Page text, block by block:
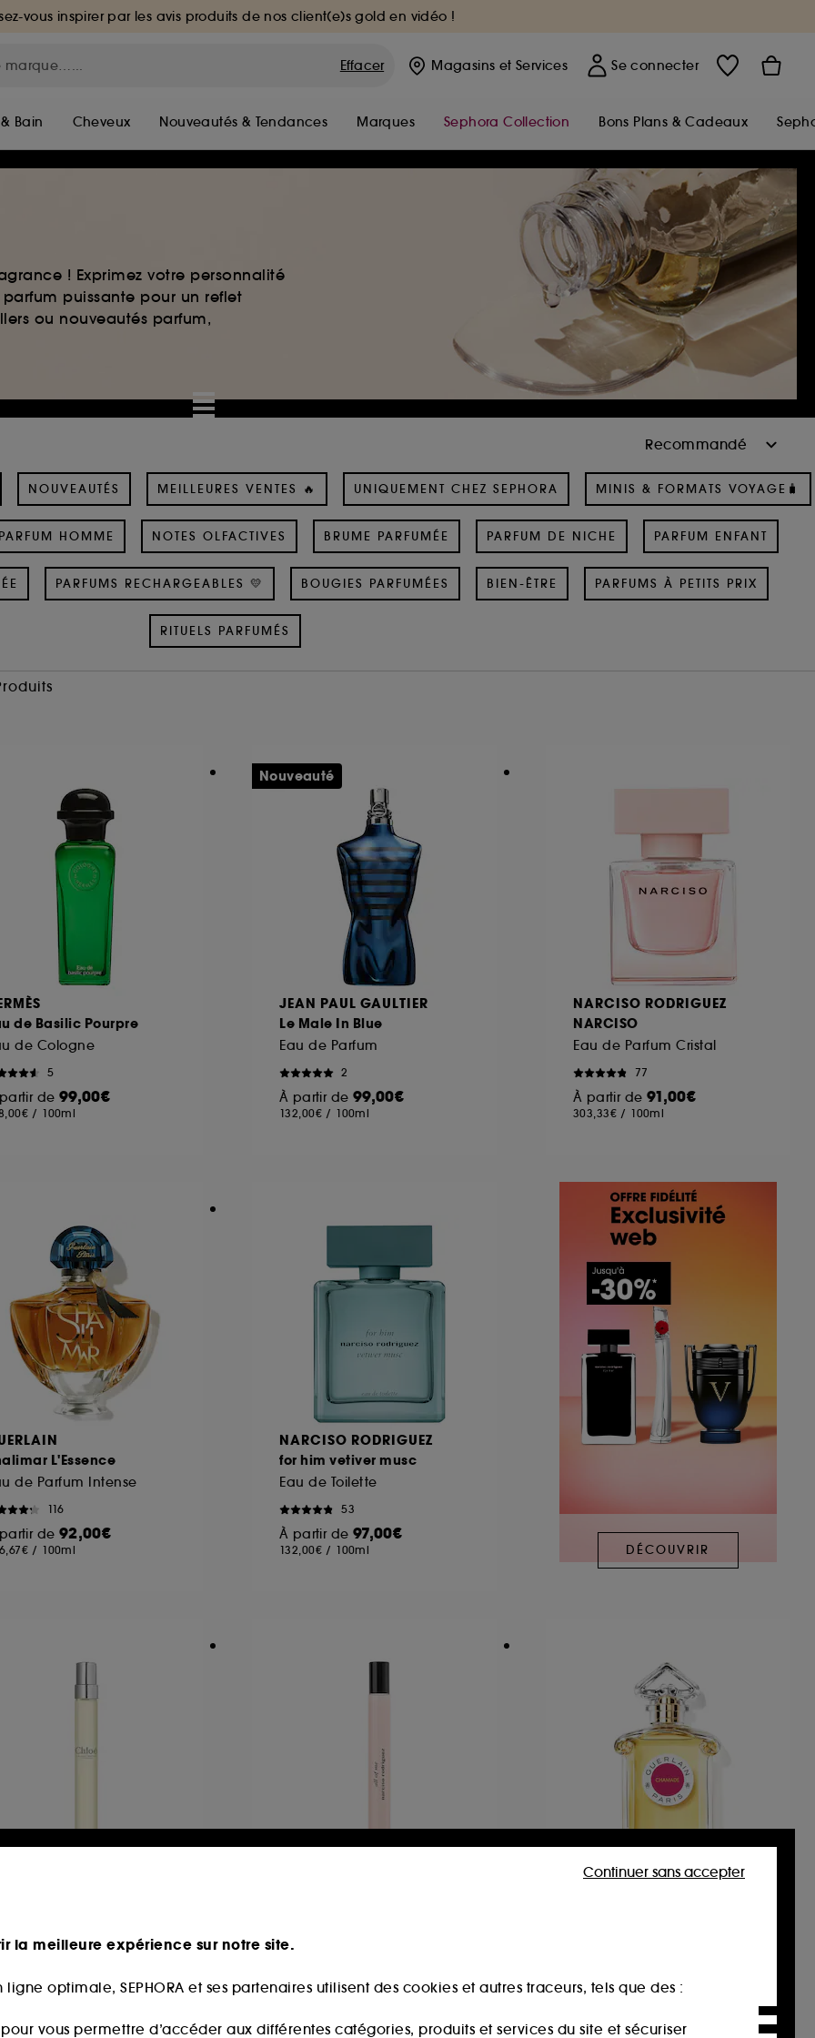
vous inspirer par les avis produits de nos client(e)s gold en vidéo !
Effacer Magasins et Services Se connecter
Bain Cheveux Nouveautés & Tendances Marques Sephora Collection Bons Plans & Cadeaux
! Exprimez votre personnalité
puissante pour un reflet
ou nouveautés parfum,
NOUVEAUTÉS MEILLEURES VENTES 🔥 UNIQUEMENT CHEZ SEPHORA MINIS & FORMATS VOYAGE🧳
PARFUM HOMME NOTES OLFACTIVES BRUME PARFUMÉE PARFUM DE NICHE PARFUM ENFANT
PARFUMS RECHARGEABLES 💛 BOUGIES PARFUMÉES BIEN-ÊTRE PARFUMS À PETITS PRIX
RITUELS PARFUMÉS
de Basilic Pourpre
de Cologne
5
de 99,00€
/ 100ml
JEAN PAUL GAULTIER
Le Male In Blue
Eau de Parfum
2
À partir de 99,00€
132,00€ / 100ml
Nouveauté
NARCISO RODRIGUEZ
NARCISO
Eau de Parfum Cristal
77
À partir de 91,00€
303,33€ / 100ml
L'Essence
de Parfum Intense
116
de 92,00€
/ 100ml
NARCISO RODRIGUEZ
for him vetiver musc
Eau de Toilette
53
À partir de 97,00€
132,00€ / 100ml DÉCOUVRIR
117
/ 100ml 299,00€ / 100ml
GUERLAIN
182,67€ /100ml
la meilleure expérience sur notre site.
optimale, SEPHORA et ses partenaires utilisent des cookies et autres traceurs, tels que des :
pour vous permettre d’accéder aux différentes catégories, produits et services du site et sécuriser
Continuer sans accepter